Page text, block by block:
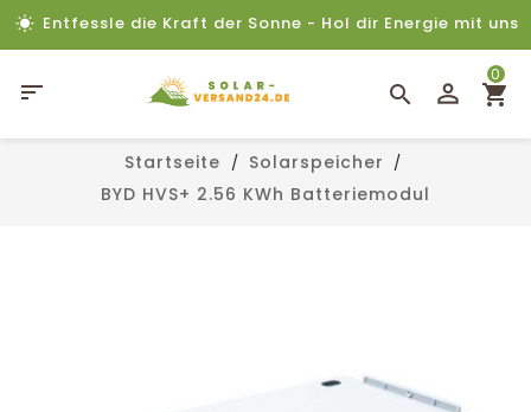
Entfessle die Kraft der Sonne - Hol dir Energie mit uns

0
Startseite
Solarspeicher
BYD HVS+ 2.56 KWh Batteriemodul